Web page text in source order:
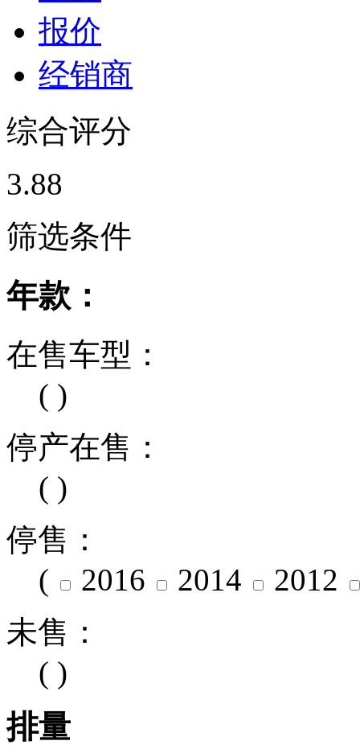
报价
经销商
综合评分
3.88
筛选条件
年款：
在售车型：
( )
停产在售：
( )
停售：
(
2016 2014
2012
未售：
( )
排量